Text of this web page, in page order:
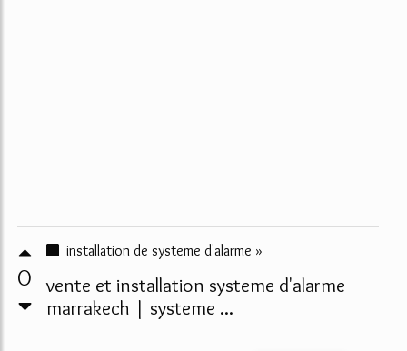
0
installation de systeme d'alarme »
vente et installation systeme d'alarme
marrakech | systeme ...